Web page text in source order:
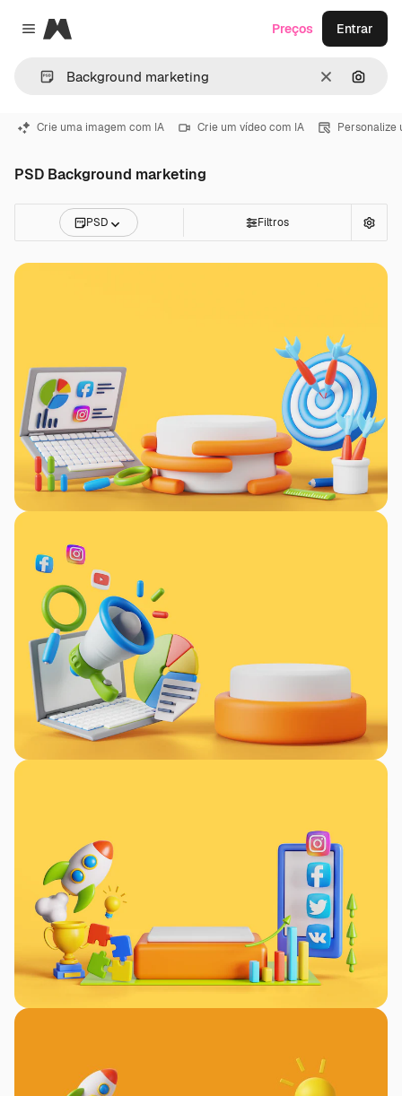
Close menu
Magnific
Limpar
Preços Entrar
Crie uma imagem com IA Crie um vídeo com IA Personalize
PSD Background marketing
PSD Filtros